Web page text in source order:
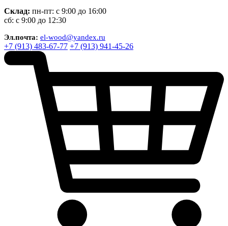
Склад: пн-пт: с 9:00 до 16:00
сб: с 9:00 до 12:30
Эл.почта: el-wood@yandex.ru
+7 (913) 483-67-77 +7 (913) 941-45-26